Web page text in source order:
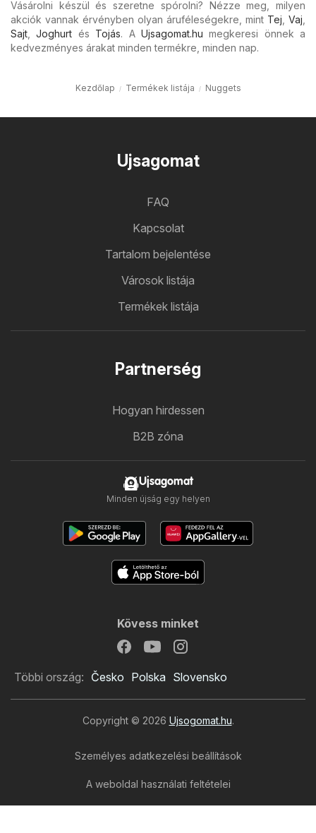
Vásárolni készül és szeretne spórolni? Nézze meg, milyen
akciók vannak érvényben olyan áruféleségekre, mint Tej Vaj
Sajt ,Joghurt és Tojás. A Ujsagomat.hu megkeresi önnek a
kedvezményes árakat minden termékre, minden nap.
Kezdőlap Termékek listája Nuggets
Ujsagomat
FAQ
Kapcsolat
Tartalom bejelentése
Városok listája
Termékek listája
Partnerség
Hogyan hirdessen
B2B zóna
Ujsagomat
Minden újság egy helyen
Kövess minket
Többi ország: Česko Polska Slovensko
Copyright © 2026 Ujsogomat.hu.
Személyes adatkezelési beállítások
A weboldal használati feltételei